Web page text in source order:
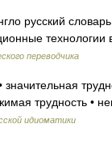
русский
переводчика
трудность •
идиоматики